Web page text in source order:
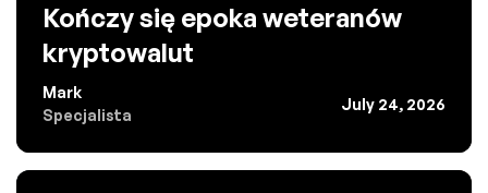
Kończy się epoka weteranów
kryptowalut
Mark
Specjalista
July 24, 2026